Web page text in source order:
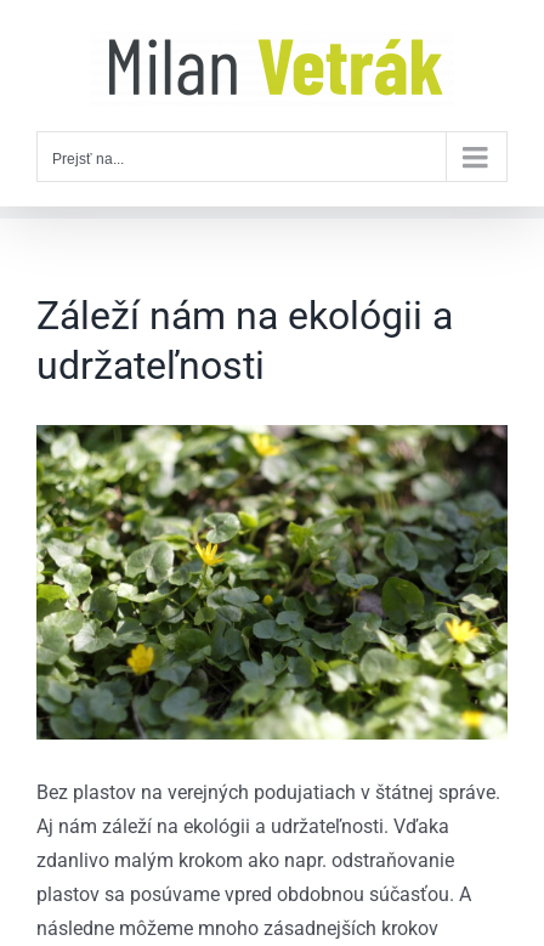
Prejsť na...
Záleží nám na ekológii a
udržateľnosti
Zobraziť
väčší
obrázok
Bez plastov na verejných podujatiach v štátnej správe.
Aj nám záleží na ekológii a udržateľnosti. Vďaka
zdanlivo malým krokom ako napr. odstraňovanie
plastov sa posúvame vpred obdobnou súčasťou. A
následne môžeme mnoho zásadnejších krokov